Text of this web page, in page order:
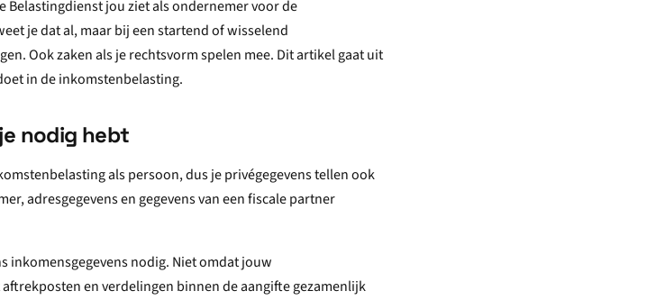
Belastingdienst jou ziet als ondernemer voor de
je dat al, maar bij een startend of wisselend
Ook zaken als je rechtsvorm spelen mee. Dit artikel gaat uit
in de inkomstenbelasting.
nodig hebt
als persoon, dus je privégegevens tellen ook
adresgegevens en gegevens van een fiscale partner
inkomensgegevens nodig. Niet omdat jouw
en verdelingen binnen de aangifte gezamenlijk